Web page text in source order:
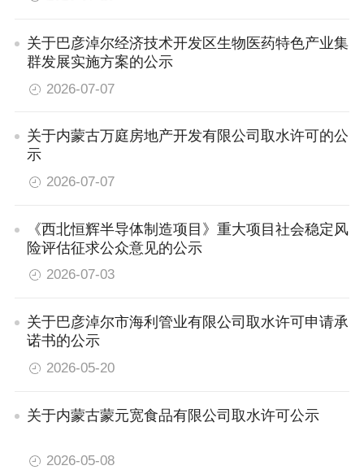
关于巴彦淖尔经济技术开发区生物医药特色产业集
群发展实施方案的公示
2026-07-07
关于内蒙古万庭房地产开发有限公司取水许可的公
示
2026-07-07
《西北恒辉半导体制造项目》重大项目社会稳定风
险评估征求公众意见的公示
2026-07-03
关于巴彦淖尔市海利管业有限公司取水许可申请承
诺书的公示
2026-05-20
关于内蒙古蒙元宽食品有限公司取水许可公示
2026-05-08